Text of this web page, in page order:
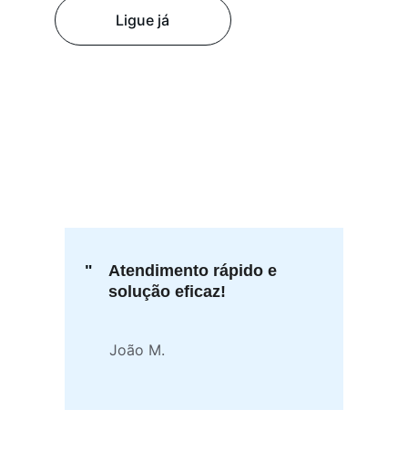
Atendimento rápido e
solução eficaz!
João M.
"
Ligue já